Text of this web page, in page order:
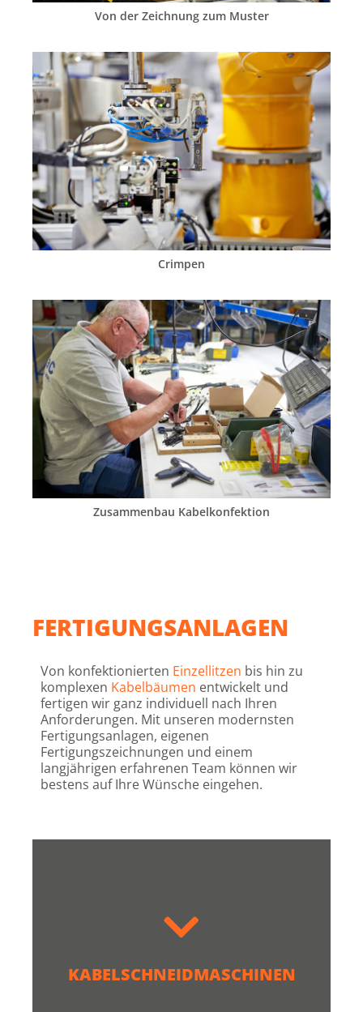
Von der Zeichnung zum Muster
Crimpen
Zusammenbau Kabelkonfektion
FERTIGUNGSANLAGEN
Von konfektionierten Einzellitzen bis hin zu
komplexen Kabelbäumen entwickelt und
fertigen wir ganz individuell nach Ihren
Anforderungen. Mit unseren modernsten
Fertigungsanlagen, eigenen
Fertigungszeichnungen und einem
langjährigen erfahrenen Team können wir
bestens auf Ihre Wünsche eingehen.
KABELSCHNEIDMASCHINEN
Vollautomatische Zuschnittanlagen,
an verschiendsten Kabeltypen.